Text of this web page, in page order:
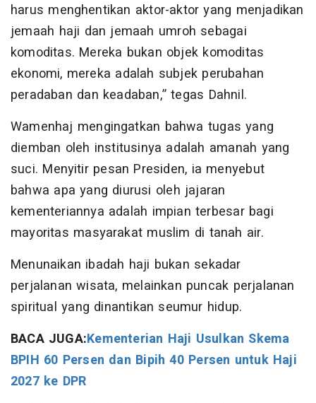
harus menghentikan aktor-aktor yang menjadikan
jemaah haji dan jemaah umroh sebagai
komoditas. Mereka bukan objek komoditas
ekonomi, mereka adalah subjek perubahan
peradaban dan keadaban,” tegas Dahnil.
Wamenhaj mengingatkan bahwa tugas yang
diemban oleh institusinya adalah amanah yang
suci. Menyitir pesan Presiden, ia menyebut
bahwa apa yang diurusi oleh jajaran
kementeriannya adalah impian terbesar bagi
mayoritas masyarakat muslim di tanah air.
Menunaikan ibadah haji bukan sekadar
perjalanan wisata, melainkan puncak perjalanan
spiritual yang dinantikan seumur hidup.
BACA JUGA:Kementerian Haji Usulkan Skema
BPIH 60 Persen dan Bipih 40 Persen untuk Haji
2027 ke DPR